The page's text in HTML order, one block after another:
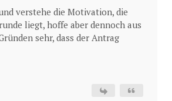
verstehe die Motivation, die
liegt, hoffe aber dennoch aus
sehr, dass der Antrag